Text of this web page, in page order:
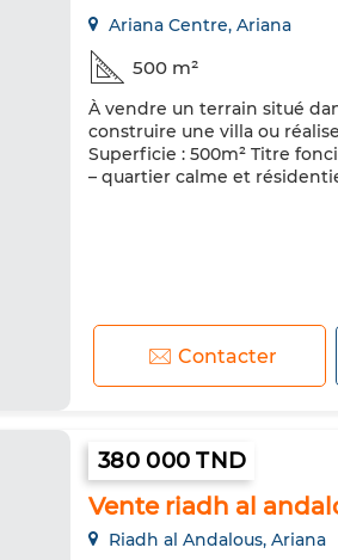
Ariana Centre, Ariana
500 m²
À vendre un terrain situé
construire une villa ou
Superficie : 500m² Titre
– quartier calme et
Contacter
380 000 TND
Vente riadh al
Riadh al Andalous, Ariana